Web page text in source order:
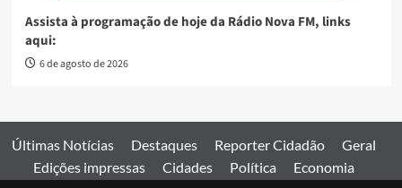
Assista à programação de hoje da Rádio Nova FM, links
aqui:
6 de agosto de 2026
Últimas Notícias Destaques Reporter Cidadão
Geral
Edições impressas
Cidades Política
Economia